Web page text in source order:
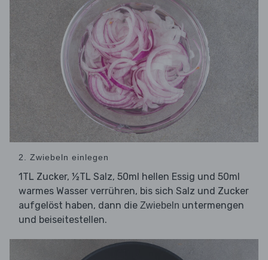
2. Zwiebeln einlegen
1TL Zucker, ½TL Salz, 50ml hellen Essig und 50ml
warmes Wasser verrühren, bis sich Salz und Zucker
aufgelöst haben, dann die Zwiebeln untermengen
und beiseitestellen.